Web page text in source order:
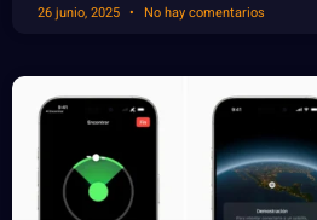
26 junio, 2025 No hay comentarios